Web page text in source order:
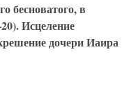
бесноватого, в
Исцеление
дочери Иаира